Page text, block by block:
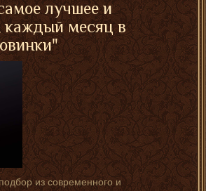
лучшее и
месяц в
из современного и